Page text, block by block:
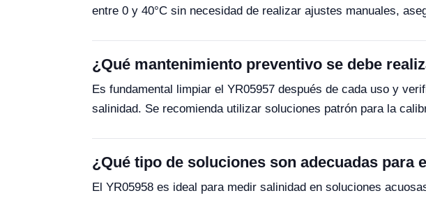
entre 0 y 40°C sin necesidad de realizar ajustes manuales,
¿Qué mantenimiento preventivo se debe
Es fundamental limpiar el YR05957 después de cada uso y
salinidad. Se recomienda utilizar soluciones patrón para la
¿Qué tipo de soluciones son adecuadas para
El YR05958 es ideal para medir salinidad en soluciones